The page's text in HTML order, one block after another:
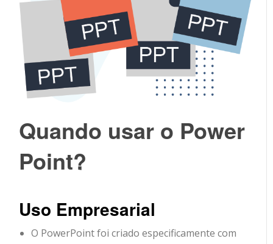
Quando usar o Power
Point?
Uso Empresarial
O PowerPoint foi criado especificamente com